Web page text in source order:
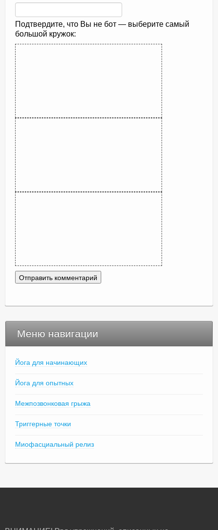
Подтвердите, что Вы не бот — выберите самый
большой кружок:
Меню навигации
Йога для начинающих
Йога для опытных
Межпозвонковая грыжа
Триггерные точки
Миофасциальный релиз